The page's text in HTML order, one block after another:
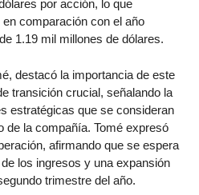
por acción, lo que
comparación con el año
1.19 mil millones de dólares.
destacó la importancia de este
transición crucial, señalando la
estratégicas que se consideran
de la compañía. Tomé expresó
afirmando que se espera
los ingresos y una expansión
trimestre del año.